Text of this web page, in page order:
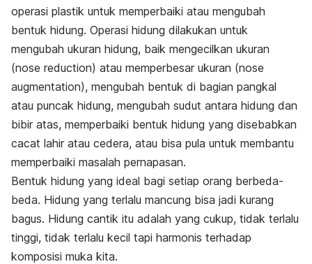
operasi plastik untuk memperbaiki atau mengubah
bentuk hidung. Operasi hidung dilakukan untuk
mengubah ukuran hidung, baik mengecilkan ukuran
(nose reduction) atau memperbesar ukuran (nose
augmentation), mengubah bentuk di bagian pangkal
atau puncak hidung, mengubah sudut antara hidung dan
bibir atas, memperbaiki bentuk hidung yang disebabkan
cacat lahir atau cedera, atau bisa pula untuk membantu
memperbaiki masalah pernapasan.
Bentuk hidung yang ideal bagi setiap orang berbeda-
beda. Hidung yang terlalu mancung bisa jadi kurang
bagus. Hidung cantik itu adalah yang cukup, tidak terlalu
tinggi, tidak terlalu kecil tapi harmonis terhadap
komposisi muka kita.